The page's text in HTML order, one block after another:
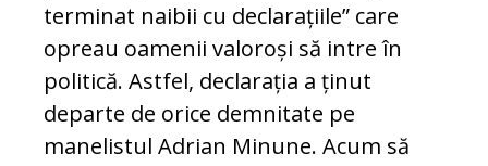
terminat naibii cu declarațiile” care
opreau oamenii valoroși să intre în
politică. Astfel, declarația a ținut
departe de orice demnitate pe
manelistul Adrian Minune. Acum să